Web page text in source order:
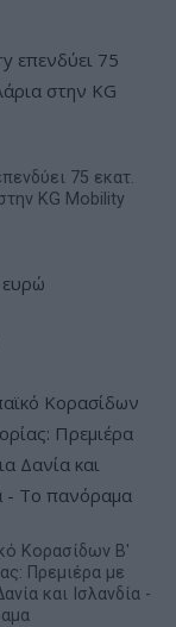
75 εκατ.
KG Mobility
Κορασίδων Β'
Πρεμιέρα με
και Ισλανδία -